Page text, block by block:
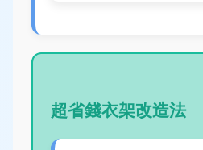
超省錢衣架改造法